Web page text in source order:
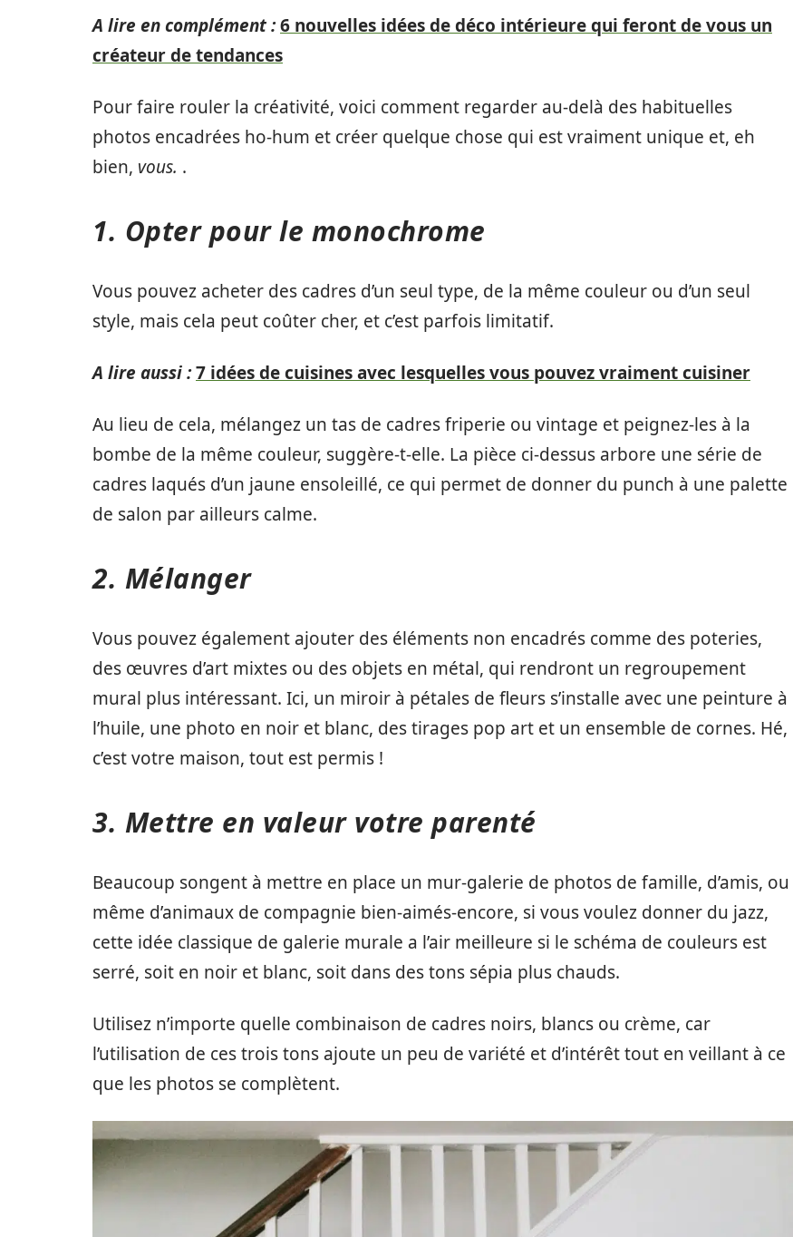
A lire en complément :6 nouvelles idées de déco intérieure qui feront de vous un
créateur de tendances
Pour faire rouler la créativité, voici comment regarder au-delà des habituelles
photos encadrées ho-hum et créer quelque chose qui est vraiment unique et, eh
bien, vous. .
1. Opter pour le monochrome
Vous pouvez acheter des cadres d’un seul type, de la même couleur ou d’un seul
style, mais cela peut coûter cher, et c’est parfois limitatif.
A lire aussi :7 idées de cuisines avec lesquelles vous pouvez vraiment cuisiner
Au lieu de cela, mélangez un tas de cadres friperie ou vintage et peignez-les à la
bombe de la même couleur, suggère-t-elle. La pièce ci-dessus arbore une série de
cadres laqués d’un jaune ensoleillé, ce qui permet de donner du punch à une palette
de salon par ailleurs calme.
2. Mélanger
Vous pouvez également ajouter des éléments non encadrés comme des poteries,
des œuvres d’art mixtes ou des objets en métal, qui rendront un regroupement
mural plus intéressant. Ici, un miroir à pétales de fleurs s’installe avec une peinture à
l’huile, une photo en noir et blanc, des tirages pop art et un ensemble de cornes. Hé,
c’est votre maison, tout est permis !
3. Mettre en valeur votre parenté
Beaucoup songent à mettre en place un mur-galerie de photos de famille, d’amis, ou
même d’animaux de compagnie bien-aimés-encore, si vous voulez donner du jazz,
cette idée classique de galerie murale a l’air meilleure si le schéma de couleurs est
serré, soit en noir et blanc, soit dans des tons sépia plus chauds.
Utilisez n’importe quelle combinaison de cadres noirs, blancs ou crème, car
l’utilisation de ces trois tons ajoute un peu de variété et d’intérêt tout en veillant à ce
que les photos se complètent.